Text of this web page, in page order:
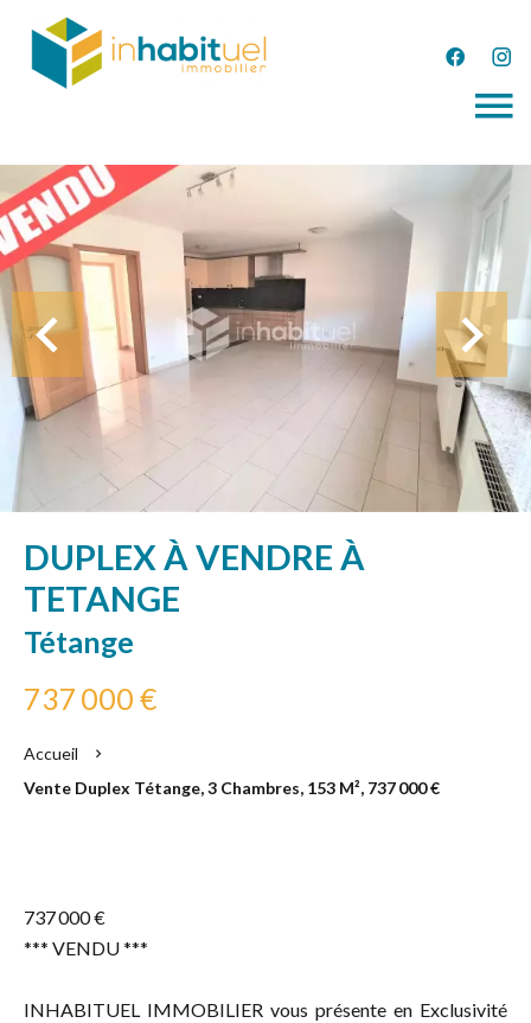
DUPLEX À VENDRE À
TETANGE
Tétange
737 000 €
Accueil
Vente Duplex Tétange, 3 Chambres, 153 M², 737 000 €
737 000 €
*** VENDU ***
INHABITUEL IMMOBILIER vous présente en Exclusivité